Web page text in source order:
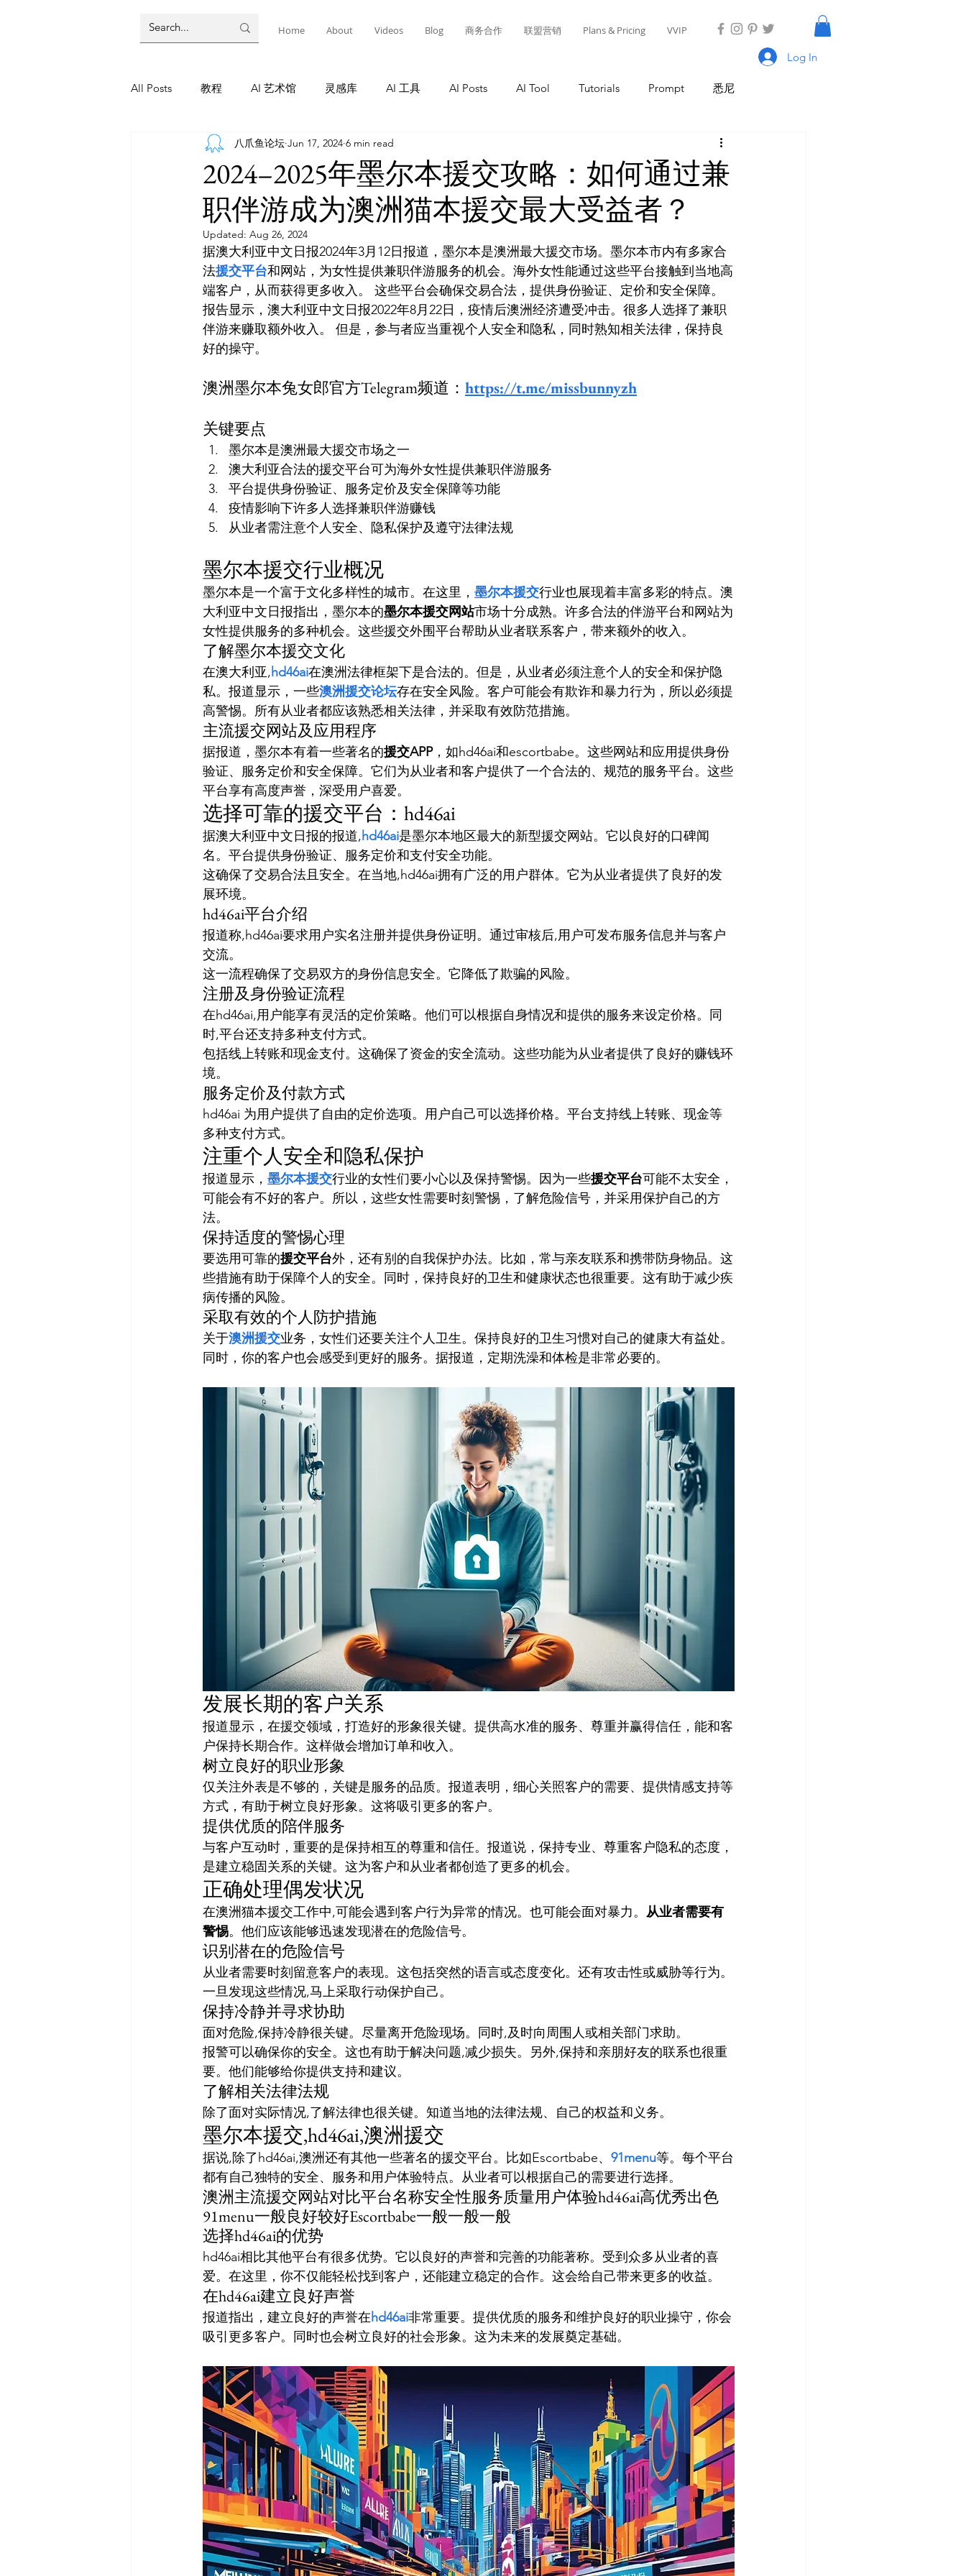
Home About Videos Blog 商务合作 联盟营销 Plans & Pricing VVIP
Log In
All Posts 教程 AI 艺术馆 灵感库 AI 工具 AI Posts AI Tool Tutorials Prompt 悉尼
AI 工具 AI Tool Tutorials
灵感库 AI 新闻 灵感库 教程 AI 工具 AI 新闻 AI 工具 AI 新闻
2024–2025年墨尔本援交攻略：如何通过兼
职伴游成为澳洲猫本援交最大受益者？
八爪鱼论坛 Jun 17, 2024 6 min read
Updated: Aug 26, 2024
据澳大利亚中文日报2024年3月12日报道，墨尔本是澳洲最大援交市场。墨尔本市内有多家合
法援交平台和网站，为女性提供兼职伴游服务的机会。海外女性能通过这些平台接触到当地高
端客户，从而获得更多收入。 这些平台会确保交易合法，提供身份验证、定价和安全保障。
报告显示，澳大利亚中文日报2022年8月22日，疫情后澳洲经济遭受冲击。很多人选择了兼职
伴游来赚取额外收入。 但是，参与者应当重视个人安全和隐私，同时熟知相关法律，保持良
好的操守。
澳洲墨尔本兔女郎官方Telegram频道： https://t.me/missbunnyzh
关键要点
墨尔本是澳洲最大援交市场之一
澳大利亚合法的援交平台可为海外女性提供兼职伴游服务
平台提供身份验证、服务定价及安全保障等功能
疫情影响下许多人选择兼职伴游赚钱
从业者需注意个人安全、隐私保护及遵守法律法规
墨尔本援交行业概况
墨尔本是一个富于文化多样性的城市。在这里， 墨尔本援交行业也展现着丰富多彩的特点。澳
大利亚中文日报指出，墨尔本的墨尔本援交网站市场十分成熟。许多合法的伴游平台和网站为
女性提供服务的多种机会。这些援交外围平台帮助从业者联系客户，带来额外的收入。
了解墨尔本援交文化
在澳大利亚,hd46ai在澳洲法律框架下是合法的。但是，从业者必须注意个人的安全和保护隐
私。报道显示，一些澳洲援交论坛存在安全风险。客户可能会有欺诈和暴力行为，所以必须提
高警惕。所有从业者都应该熟悉相关法律，并采取有效防范措施。
主流援交网站及应用程序
据报道，墨尔本有着一些著名的援交APP，如hd46ai和escortbabe。这些网站和应用提供身份
验证、服务定价和安全保障。它们为从业者和客户提供了一个合法的、规范的服务平台。这些
平台享有高度声誉，深受用户喜爱。
选择可靠的援交平台：hd46ai
据澳大利亚中文日报的报道,hd46ai是墨尔本地区最大的新型援交网站。它以良好的口碑闻
名。平台提供身份验证、服务定价和支付安全功能。
这确保了交易合法且安全。在当地,hd46ai拥有广泛的用户群体。它为从业者提供了良好的发
展环境。
hd46ai平台介绍
报道称,hd46ai要求用户实名注册并提供身份证明。通过审核后,用户可发布服务信息并与客户
交流。
这一流程确保了交易双方的身份信息安全。它降低了欺骗的风险。
注册及身份验证流程
在hd46ai,用户能享有灵活的定价策略。他们可以根据自身情况和提供的服务来设定价格。同
时,平台还支持多种支付方式。
包括线上转账和现金支付。这确保了资金的安全流动。这些功能为从业者提供了良好的赚钱环
境。
服务定价及付款方式
hd46ai 为用户提供了自由的定价选项。用户自己可以选择价格。平台支持线上转账、现金等
多种支付方式。
注重个人安全和隐私保护
报道显示， 墨尔本援交行业的女性们要小心以及保持警惕。因为一些援交平台可能不太安全，
可能会有不好的客户。所以，这些女性需要时刻警惕，了解危险信号，并采用保护自己的方
法。
保持适度的警惕心理
要选用可靠的援交平台外，还有别的自我保护办法。比如，常与亲友联系和携带防身物品。这
些措施有助于保障个人的安全。同时，保持良好的卫生和健康状态也很重要。这有助于减少疾
病传播的风险。
采取有效的个人防护措施
关于澳洲援交业务，女性们还要关注个人卫生。保持良好的卫生习惯对自己的健康大有益处。
同时，你的客户也会感受到更好的服务。据报道，定期洗澡和体检是非常必要的。
发展长期的客户关系
报道显示，在援交领域，打造好的形象很关键。提供高水准的服务、尊重并赢得信任，能和客
户保持长期合作。这样做会增加订单和收入。
树立良好的职业形象
仅关注外表是不够的，关键是服务的品质。报道表明，细心关照客户的需要、提供情感支持等
方式，有助于树立良好形象。这将吸引更多的客户。
提供优质的陪伴服务
与客户互动时，重要的是保持相互的尊重和信任。报道说，保持专业、尊重客户隐私的态度，
是建立稳固关系的关键。这为客户和从业者都创造了更多的机会。
正确处理偶发状况
在澳洲猫本援交工作中,可能会遇到客户行为异常的情况。也可能会面对暴力。 从业者需要有
警惕。他们应该能够迅速发现潜在的危险信号。
识别潜在的危险信号
从业者需要时刻留意客户的表现。这包括突然的语言或态度变化。还有攻击性或威胁等行为。
一旦发现这些情况,马上采取行动保护自己。
保持冷静并寻求协助
面对危险,保持冷静很关键。尽量离开危险现场。同时,及时向周围人或相关部门求助。
报警可以确保你的安全。这也有助于解决问题,减少损失。另外,保持和亲朋好友的联系也很重
要。他们能够给你提供支持和建议。
了解相关法律法规
除了面对实际情况,了解法律也很关键。知道当地的法律法规、自己的权益和义务。
墨尔本援交,hd46ai,澳洲援交
据说,除了hd46ai,澳洲还有其他一些著名的援交平台。比如Escortbabe、 91menu等。每个平台
都有自己独特的安全、服务和用户体验特点。从业者可以根据自己的需要进行选择。
澳洲主流援交网站对比平台名称安全性服务质量用户体验hd46ai高优秀出色
91menu一般良好较好Escortbabe一般一般一般
选择hd46ai的优势
hd46ai相比其他平台有很多优势。它以良好的声誉和完善的功能著称。受到众多从业者的喜
爱。在这里，你不仅能轻松找到客户，还能建立稳定的合作。这会给自己带来更多的收益。
在hd46ai建立良好声誉
报道指出，建立良好的声誉在hd46ai非常重要。提供优质的服务和维护良好的职业操守，你会
吸引更多客户。同时也会树立良好的社会形象。这为未来的发展奠定基础。